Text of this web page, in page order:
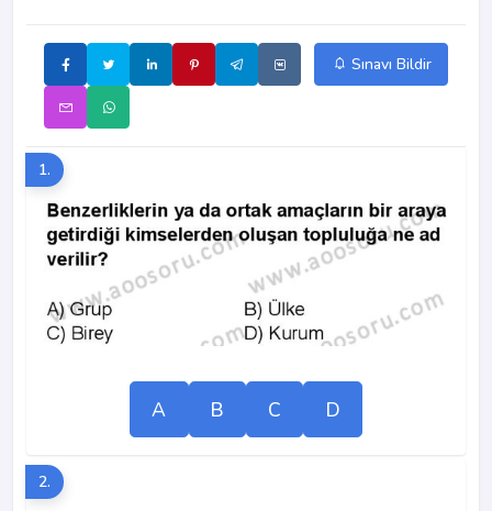
Sınavı Bildir
1.
A B C D
2.